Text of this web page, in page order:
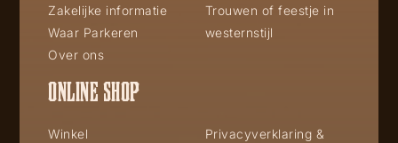
Zakelijke informatie
Waar Parkeren
Over ons
Trouwen of feestje in
westernstijl
ONLINE SHOP
Winkel
Privacyverklaring &